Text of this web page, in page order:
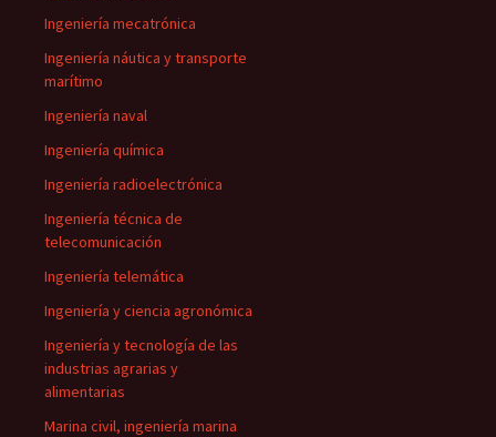
Ingeniería mecatrónica
Ingeniería náutica y transporte
marítimo
Ingeniería naval
Ingeniería química
Ingeniería radioelectrónica
Ingeniería técnica de
telecomunicación
Ingeniería telemática
Ingeniería y ciencia agronómica
Ingeniería y tecnología de las
industrias agrarias y
alimentarias
Marina civil, ingeniería marina